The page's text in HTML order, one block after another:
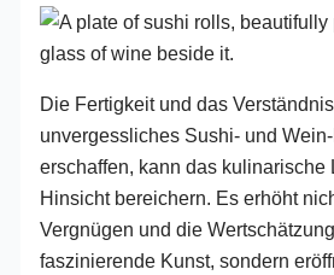
Die Fertigkeit und das
unvergessliches Sushi- und
erschaffen, kann das kulinarische
Hinsicht bereichern. Es erhöht
Vergnügen und die
faszinierende Kunst, sondern